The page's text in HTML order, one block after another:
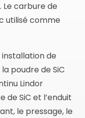
carbure de
utilisé comme
installation de
poudre de SiC
Lindor
SiC et l’enduit
le pressage, le